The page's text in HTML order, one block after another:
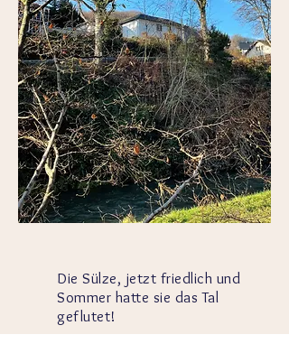
Die Sülze, jetzt friedlich und
Sommer hatte sie das Tal
geflutet!